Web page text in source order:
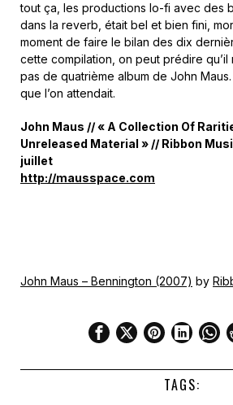
tout ça, les productions lo-fi avec des
dans la reverb, était bel et bien fini,
moment de faire le bilan des dix
cette compilation, on peut prédire qu’il
pas de quatrième album de John
que l’on attendait.
John Maus // « A Collection Of
Unreleased Material » // Ribbon
juillet
http://mausspace.com
John Maus – Bennington (2007) by
TAGS: